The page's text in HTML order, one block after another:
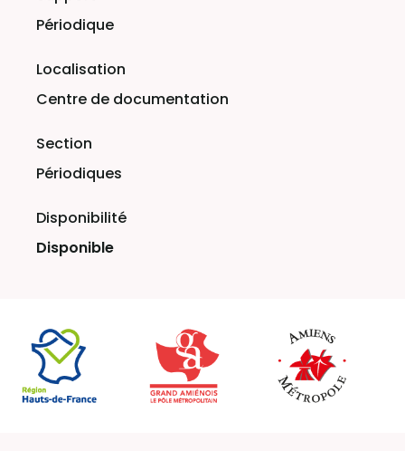
Périodique
Centre de documentation
Périodiques
Disponible